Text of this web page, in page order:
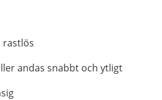
rastlös
andas snabbt och ytligt